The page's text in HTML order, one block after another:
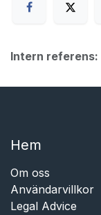
Intern referens:
Hem​​
Om oss
Användarvillkor
Legal Advice